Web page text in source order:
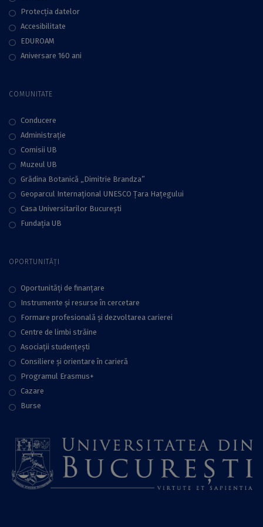
Protecţia datelor
Accesibilitate
EDUROAM
Aniversare 160 ani
COMUNITATE
Conducere
Administraţie
Comisii UB
Muzeul UB
Grădina Botanică „Dimitrie Brandza”
Geoparcul Internațional UNESCO Țara Hațegului
Casa Universitarilor București
Fundaţia UB
OPORTUNITĂȚI
Oportunități de finanțare
Instrumente și resurse în cercetare
Formare profesională și dezvoltarea carierei
Centre de limbi străine
Asociații studențești
Consiliere şi orientare în carieră
Programul Erasmus+
Cazare
Burse